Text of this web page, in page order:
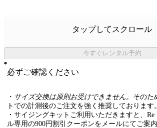
タップしてスクロール
今すぐレンタル予約
必ずご確認ください
・ サイズ交換は原則お受けできません。 そのた
トでの計測後のご注文を強く推奨しております。
・サイジングキットご利用いただきますと、Re
ル専用の900円割引クーポンをメールにてご案